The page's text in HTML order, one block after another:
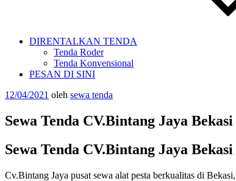
DIRENTALKAN TENDA
Tenda Roder
Tenda Konvensional
PESAN DI SINI
Diposkan
12/04/2021 oleh sewa tenda
Sewa Tenda CV.Bintang Jaya
Sewa Tenda CV.Bintang Jaya
Cv.Bintang Jaya pusat sewa alat pesta berkualitas di